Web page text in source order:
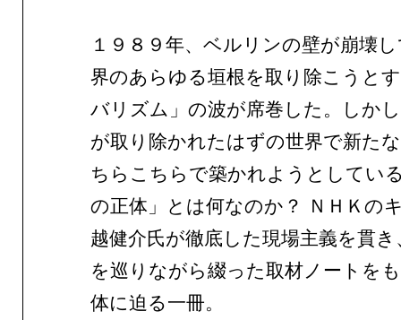
１９８９年、ベルリンの壁が崩壊
界のあらゆる垣根を取り除こうと
バリズム」の波が席巻した。しか
が取り除かれたはずの世界で新た
ちらこちらで築かれようとしてい
の正体」とは何なのか？ ＮＨＫの
越健介氏が徹底した現場主義を貫き
を巡りながら綴った取材ノートを
体に迫る一冊。